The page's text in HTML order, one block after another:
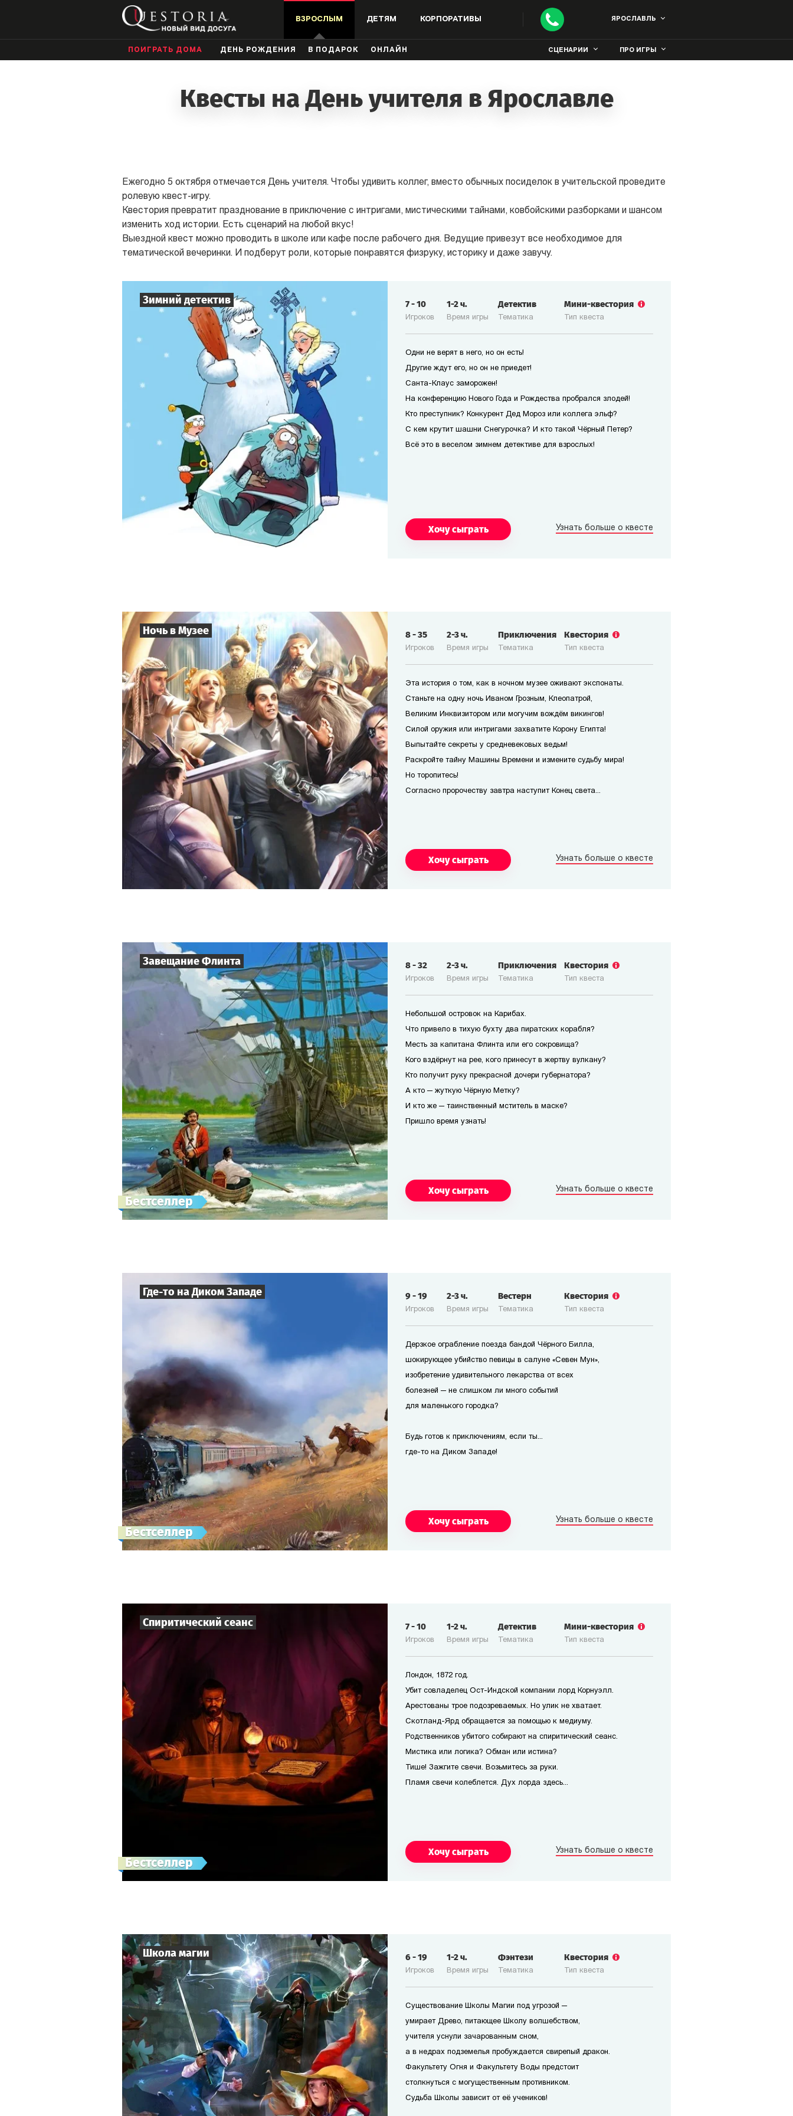
ВЗРОСЛЫМ ДЕТЯМ КОРПОРАТИВЫ ЯРОСЛАВЛЬ
ПОИГРАТЬ ДОМА ДЕНЬ РОЖДЕНИЯ В ПОДАРОК ОНЛАЙН СЦЕНАРИИ ПРО ИГРЫ
Квесты на День учителя в Ярославле
Ежегодно 5 октября отмечается День учителя. Чтобы удивить коллег, вместо обычных посиделок в учительской проведите
ролевую квест-игру.
Квестория превратит празднование в приключение с интригами, мистическими тайнами, ковбойскими разборками и шансом
изменить ход истории. Есть сценарий на любой вкус!
Выездной квест можно проводить в школе или кафе после рабочего дня. Ведущие привезут все необходимое для
тематической вечеринки. И подберут роли, которые понравятся физруку, историку и даже завучу.
Зимний детектив
Игроков
7-10
Время игры
1-2ч.
Тематика
Детектив
Тип квеста
Мини-квестория
Одни не верят в него, но он есть!
Другие ждут его, но он не приедет!
Санта-Клаус заморожен!
На конференцию Нового Года и Рождества пробрался злодей!
Кто преступник? Конкурент Дед Мороз или коллега эльф?
С кем крутит шашни Снегурочка? И кто такой Чёрный Петер?
Всё это в веселом зимнем детективе для взрослых!
Хочу сыграть Узнать больше о квесте
Ночь в Музее
Игроков
8-35
Время игры
2-3ч.
Тематика
Приключения
Тип квеста
Квестория
Эта история о том, как в ночном музее оживают экспонаты.
Станьте на одну ночь Иваном Грозным, Клеопатрой,
Великим Инквизитором или могучим вождём викингов!
Силой оружия или интригами захватите Корону Египта!
Выпытайте секреты у средневековых ведьм!
Раскройте тайну Машины Времени и измените судьбу мира!
Но торопитесь!
Согласно пророчеству завтра наступит Конец света...
Хочу сыграть Узнать больше о квесте
Завещание Флинта
Бестселлер
Игроков
8-32
Время игры
2-3ч.
Тематика
Приключения
Тип квеста
Квестория
Небольшой островок на Карибах.
Что привело в тихую бухту два пиратских корабля?
Месть за капитана Флинта или его сокровища?
Кого вздёрнут на рее, кого принесут в жертву вулкану?
Кто получит руку прекрасной дочери губернатора?
А кто — жуткую Чёрную Метку?
И кто же — таинственный мститель в маске?
Пришло время узнать!
Хочу сыграть Узнать больше о квесте
Где-то на Диком Западе
Бестселлер
Игроков
9-19
Время игры
2-3ч.
Тематика
Вестерн
Тип квеста
Квестория
Дерзкое ограбление поезда бандой Чёрного Билла,
шокирующее убийство певицы в салуне «Севен Мун»,
изобретение удивительного лекарства от всех
болезней — не слишком ли много событий
для маленького городка?
Будь готов к приключениям, если ты...
где-то на Диком Западе!
Хочу сыграть Узнать больше о квесте
Спиритический сеанс
Бестселлер
Игроков
7-10
Время игры
1-2ч.
Тематика
Детектив
Тип квеста
Мини-квестория
Лондон, 1872 год.
Убит совладелец Ост-Индской компании лорд Корнуэлл.
Арестованы трое подозреваемых. Но улик не хватает.
Скотланд-Ярд обращается за помощью к медиуму.
Родственников убитого собирают на спиритический сеанс.
Мистика или логика? Обман или истина?
Тише! Зажгите свечи. Возьмитесь за руки.
Пламя свечи колеблется. Дух лорда здесь...
Хочу сыграть Узнать больше о квесте
Школа магии
Игроков
6-19
Время игры
1-2ч.
Тематика
Фэнтези
Тип квеста
Квестория
Существование Школы Магии под угрозой —
умирает Древо, питающее Школу волшебством,
учителя уснули зачарованным сном,
а в недрах подземелья пробуждается свирепый дракон.
Факультету Огня и Факультету Воды предстоит
столкнуться с могущественным противником.
Судьба Школы зависит от её учеников!